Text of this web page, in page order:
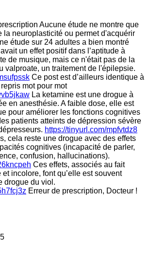
Aucune étude ne montre que
la neuroplasticité ou permet d'acquérir
étude sur 24 adultes a bien montré
un effet positif dans l’aptitude à
de musique, mais ce n'était pas de la
valproate, un traitement de l'épilepsie.
Ce post est d’ailleurs identique à
mot pour mot
La ketamine est une drogue à
en anesthésie. A faible dose, elle est
pour améliorer les fonctions cognitives
patients atteints de dépression sévère
https://tinyurl.com/mpfvtdz8
cela reste une drogue avec des effets
cognitives (incapacité de parler,
confusion, hallucinations).
Ces effets, associés au fait
et incolore, font qu’elle est souvent
drogue du viol.
Erreur de prescription, Docteur !